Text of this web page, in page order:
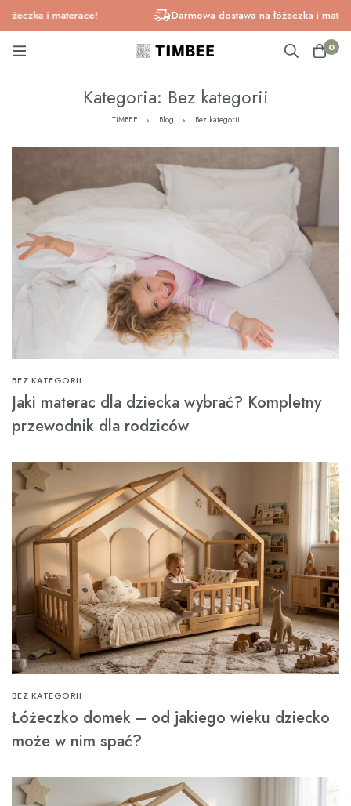
i materace! Darmowa dostawa na łóżeczka i materace!
0
Kategoria: Bez kategorii
TIMBEE Blog Bez kategorii
BEZ KATEGORII
Jaki materac dla dziecka wybrać? Kompletny
przewodnik dla rodziców
BEZ KATEGORII
Łóżeczko domek – od jakiego wieku dziecko
może w nim spać?